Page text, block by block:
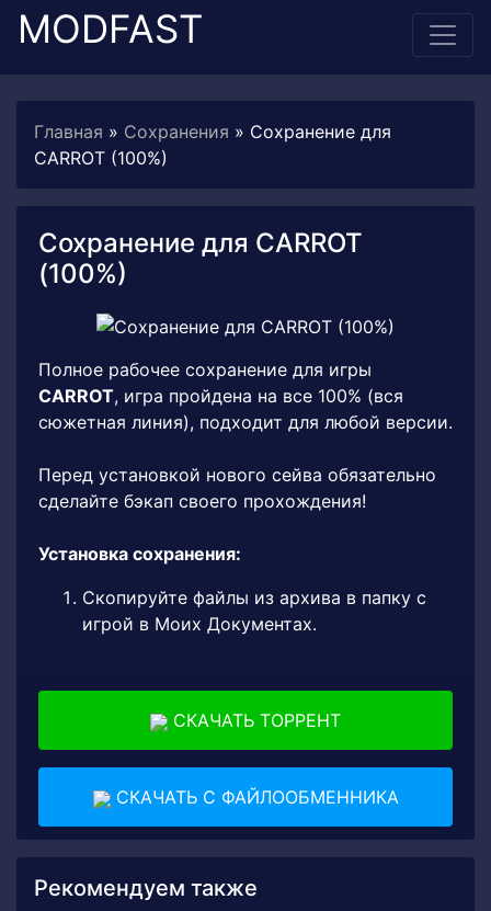
MODFAST
Главная » Сохранения » Сохранение для
CARROT (100%)
Сохранение для CARROT
(100%)
Полное рабочее сохранение для игры
CARROT, игра пройдена на все 100% (вся
сюжетная линия), подходит для любой версии.
Перед установкой нового сейва обязательно
сделайте бэкап своего прохождения!
Установка сохранения:
Скопируйте файлы из архива в папку с
игрой в Моих Документах.
СКАЧАТЬ ТОРРЕНТ
СКАЧАТЬ С ФАЙЛООБМЕННИКА
Рекомендуем также